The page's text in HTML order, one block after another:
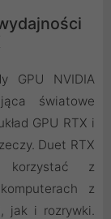
GPU NVIDIA
światowe
GPU RTX i
Duet RTX
z
z
jak i rozrywki.